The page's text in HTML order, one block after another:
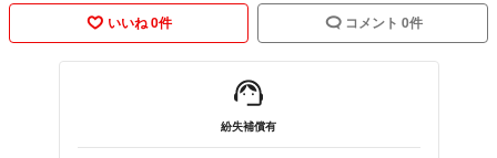
いいね 0件 コメント 0件
紛失補償有